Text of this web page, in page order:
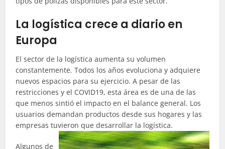
La logística crece a diario en
Europa
El sector de la logística aumenta su volumen
constantemente. Todos los años evoluciona y adquiere
nuevos espacios para su ejercicio. A pesar de las
restricciones y el COVID19, esta área es de una de las
que menos sintió el impacto en el balance general. Los
usuarios demandan productos desde sus hogares y las
empresas tuvieron que desarrollar la logística.
Algunos de